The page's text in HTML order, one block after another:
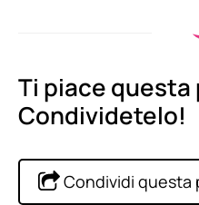
Ti piace questa
Condividetelo!
Condividi questa